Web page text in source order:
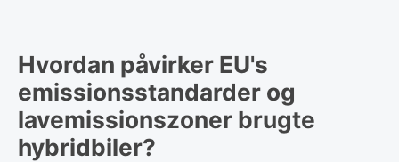
Hvordan påvirker EU's
emissionsstandarder og
lavemissionszoner brugte
hybridbiler?